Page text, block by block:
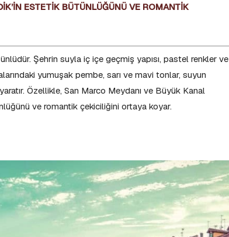
ESTETİK BÜTÜNLÜĞÜNÜ VE ROMANTİK
Şehrin suyla iç içe geçmiş yapısı, pastel renkler ve
yumuşak pembe, sarı ve mavi tonlar, suyun
Özellikle, San Marco Meydanı ve Büyük Kanal
ve romantik çekiciliğini ortaya koyar.